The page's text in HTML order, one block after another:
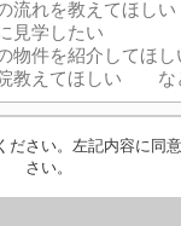
ださい。左記内容に同
さい。